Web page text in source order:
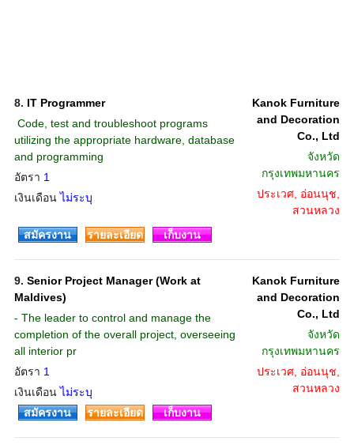
8. IT Programmer
 Code, test and troubleshoot programs
utilizing the appropriate hardware, database
and programming
อัตรา 1
เงินเดือนไม่ระบุ
Kanok Furniture
and Decoration
Co., Ltd
จังหวัด
กรุงเทพมหานคร
ประเวศ, อ่อนนุช,
สวนหลวง
สมัครงาน
รายละเอียด เก็บงาน
9. Senior Project Manager (Work at
Maldives)
- The leader to control and manage the
completion of the overall project, overseeing
all interior pr
อัตรา 1
เงินเดือนไม่ระบุ
Kanok Furniture
and Decoration
Co., Ltd
จังหวัด
กรุงเทพมหานคร
ประเวศ, อ่อนนุช,
สวนหลวง
สมัครงาน
รายละเอียด เก็บงาน